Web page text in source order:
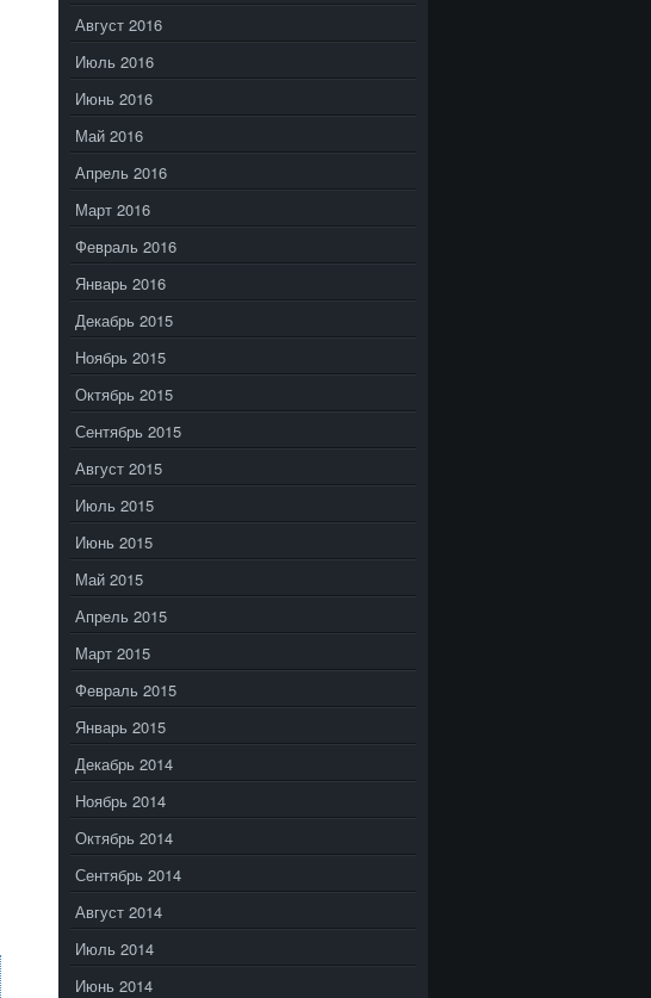
Август 2016
Июль 2016
Июнь 2016
Май 2016
Апрель 2016
Март 2016
Февраль 2016
Январь 2016
Декабрь 2015
Ноябрь 2015
Октябрь 2015
Сентябрь 2015
Август 2015
Июль 2015
Июнь 2015
Май 2015
Апрель 2015
Март 2015
Февраль 2015
Январь 2015
Декабрь 2014
Ноябрь 2014
Октябрь 2014
Сентябрь 2014
Август 2014
Июль 2014
Июнь 2014